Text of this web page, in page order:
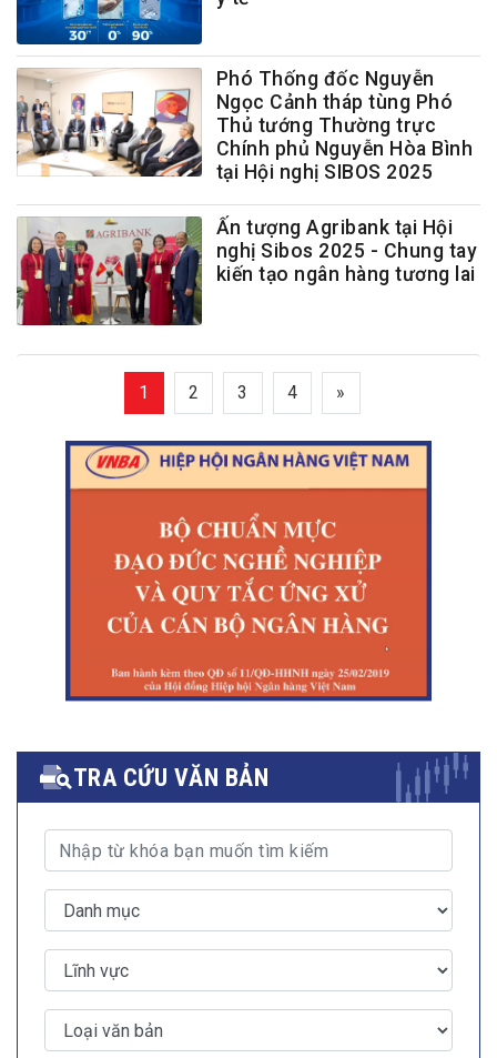
Phó Thống đốc Nguyễn
Ngọc Cảnh tháp tùng Phó
Thủ tướng Thường trực
Chính phủ Nguyễn Hòa Bình
tại Hội nghị SIBOS 2025
Ấn tượng Agribank tại Hội
nghị Sibos 2025 - Chung tay
kiến tạo ngân hàng tương lai
1 2 3 4 »
TRA CỨU VĂN BẢN